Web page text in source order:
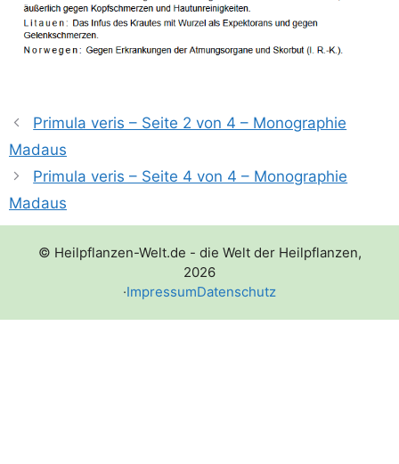
Primula veris – Seite 2 von 4 – Monographie
Madaus
Primula veris – Seite 4 von 4 – Monographie
Madaus
© Heilpflanzen-Welt.de - die Welt der Heilpflanzen,
2026
·ImpressumDatenschutz